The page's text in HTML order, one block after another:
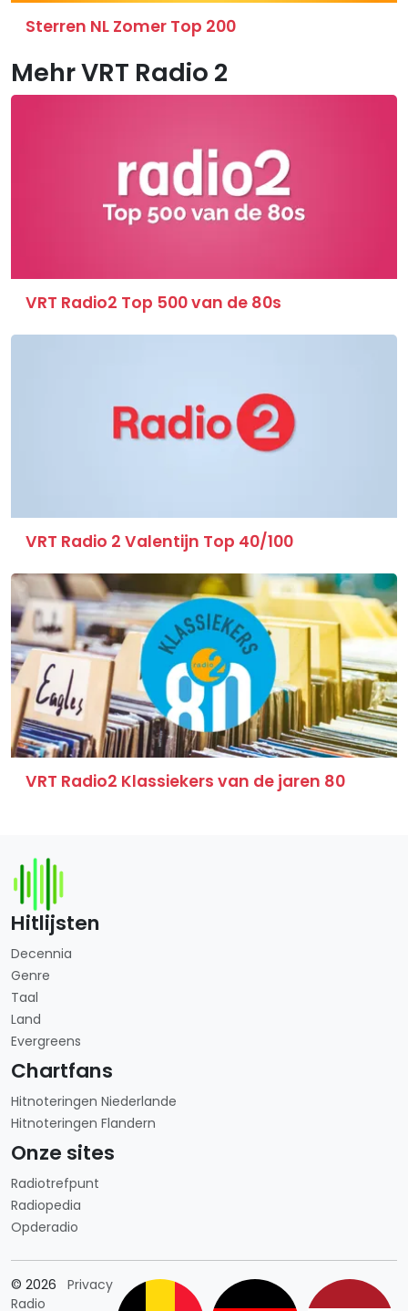
Sterren NL Zomer Top 200
Mehr VRT Radio 2
VRT Radio2 Top 500 van de 80s
VRT Radio 2 Valentijn Top 40/100
VRT Radio2 Klassiekers van de jaren 80
Hitlijsten
Decennia
Genre
Taal
Land
Evergreens
Chartfans
Hitnoteringen Niederlande
Hitnoteringen Flandern
Onze sites
Radiotrefpunt
Radiopedia
Opderadio
© 2026
Radio
PrivacyLänderauswahl